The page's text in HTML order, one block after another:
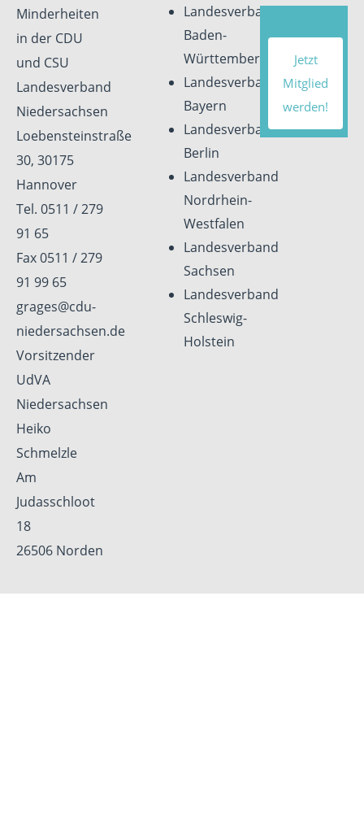
Minderheiten
in der CDU
und CSU
Landesverband
Niedersachsen
Loebensteinstraße
30, 30175
Hannover
Tel. 0511 / 279
91 65
Fax 0511 / 279
91 99 65
grages@cdu-
niedersachsen.de
Vorsitzender
UdVA
Niedersachsen
Heiko
Schmelzle
Am
Judasschloot
18
26506 Norden
Landesverband
Baden-
Württemberg
Landesverband
Bayern
Landesverband
Berlin
Landesverband
Nordrhein-
Westfalen
Landesverband
Sachsen
Landesverband
Schleswig-
Holstein
Jetzt
Mitglied
werden!